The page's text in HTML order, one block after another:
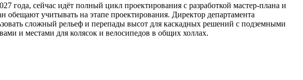
сейчас идёт полный цикл проектирования с разработкой мастер‑плана и
учитывать на этапе проектирования. Директор департамента
сложный рельеф и перепады высот для каскадных решений с подземными
и местами для колясок и велосипедов в общих холлах.